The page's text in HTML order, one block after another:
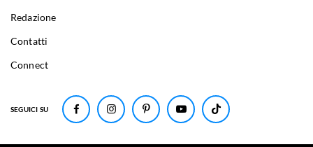
SEGUICI SU
Redazione
Contatti
Connect